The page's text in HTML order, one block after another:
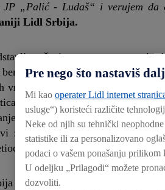
JP „Palić - Ludaš“ i verujem da
Lidl Srbija.
rešenje zasnovano na
Krda koja svakodnevno
koje su prethodno napustile
kao što su čaplja govedarka i
emisija i očuvanju
za mrest riba. Krda koja
čime se unapređuje i
najavila je novu donaciju od
Pre nego što nastaviš
Mi kao operater Lidl internet
usluge“) koristeći različite
Neke od njih su tehnički
statistike ili za personalizovano
podaci o vašem ponašanju
U odeljku „Prilagodi“ možete
dozvoliti.